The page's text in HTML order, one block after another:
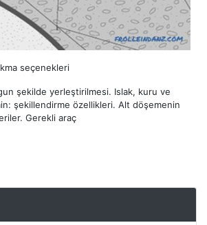
seçenekleri
şekilde yerleştirilmesi. Islak, kuru ve
şekillendirme özellikleri. Alt döşemenin
Gerekli araç